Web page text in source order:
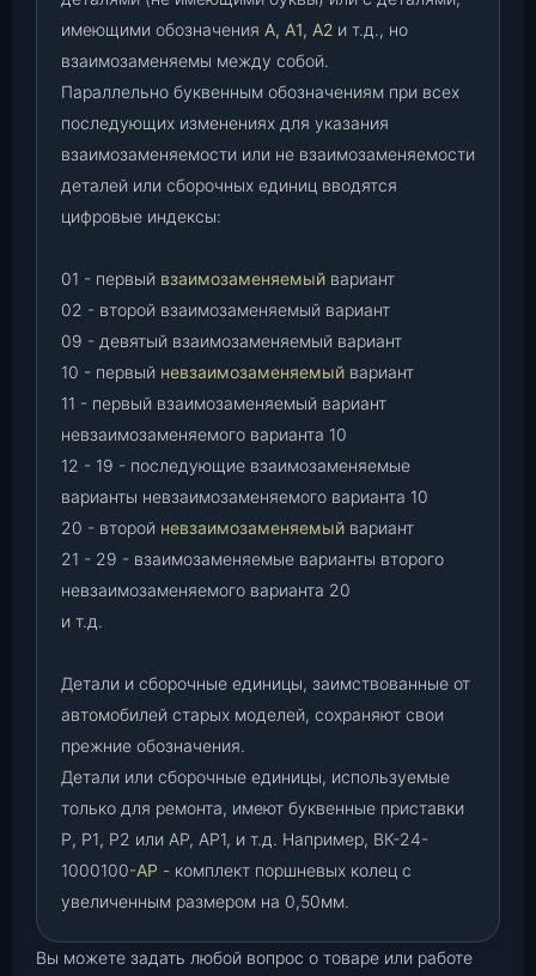
имеющими обозначения А, А1, А2 и т.д., но
взаимозаменяемы между собой.
Параллельно буквенным обозначениям при всех
последующих изменениях для указания
взаимозаменяемости или не взаимозаменяемости
деталей или сборочных единиц вводятся
цифровые индексы:
01 - первый взаимозаменяемый вариант
02 - второй взаимозаменяемый вариант
09 - девятый взаимозаменяемый вариант
10 - первый невзаимозаменяемый вариант
11 - первый взаимозаменяемый вариант
невзаимозаменяемого варианта 10
12 - 19 - последующие взаимозаменяемые
варианты невзаимозаменяемого варианта 10
20 - второй невзаимозаменяемый вариант
21 - 29 - взаимозаменяемые варианты второго
невзаимозаменяемого варианта 20
и т.д.
Детали и сборочные единицы, заимствованные от
автомобилей старых моделей, сохраняют свои
прежние обозначения.
Детали или сборочные единицы, используемые
только для ремонта, имеют буквенные приставки
Р, Р1, Р2 или АР, АР1, и т.д. Например, ВК-24-
1000100-АР - комплект поршневых колец с
увеличенным размером на 0,50мм.
Вы можете задать любой вопрос о товаре или работе